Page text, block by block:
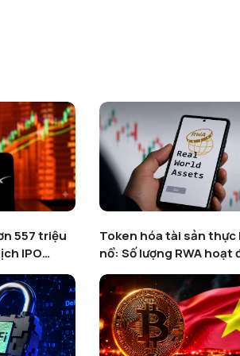
557 triệu
IPO
Token hóa tài sản thực
nổ: Số lượng RWA hoạt
tăng gần 600% bất
trường crypto suy yếu